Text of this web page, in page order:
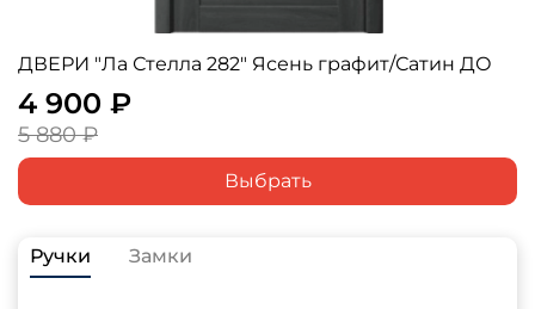
ДВЕРИ "Ла Стелла 282" Ясень графит/Сатин ДО
4 900 ₽
5 880 ₽
Выбрать
Ручки Замки